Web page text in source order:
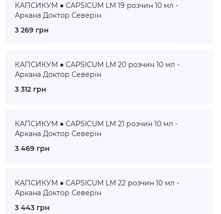
КАПСИКУМ ● CAPSICUM LM 19 розчин 10 мл -
Аркана Доктор Северін
3 269 грн
КАПСИКУМ ● CAPSICUM LM 20 розчин 10 мл -
Аркана Доктор Северін
3 312 грн
КАПСИКУМ ● CAPSICUM LM 21 розчин 10 мл -
Аркана Доктор Северін
3 469 грн
КАПСИКУМ ● CAPSICUM LM 22 розчин 10 мл -
Аркана Доктор Северін
3 443 грн